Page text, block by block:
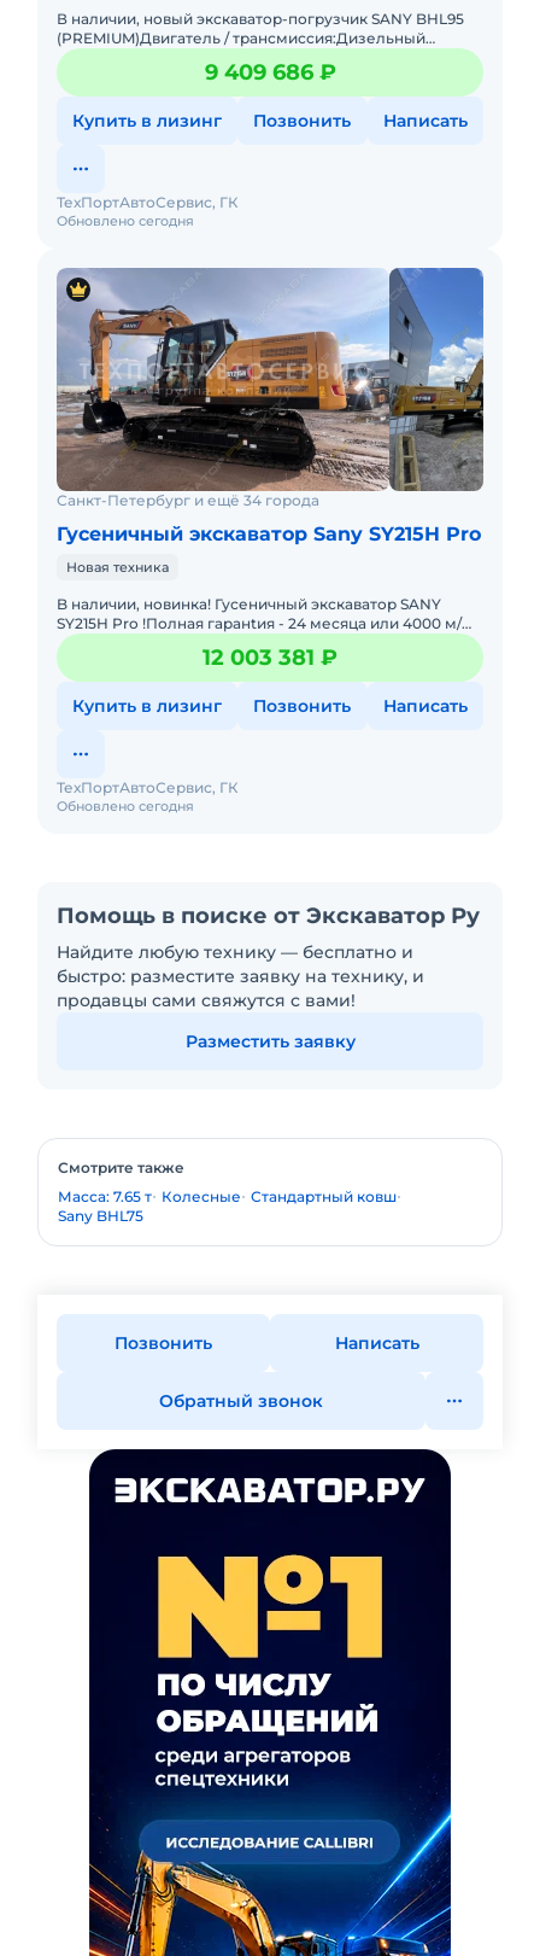
В наличии, новый экскаватор-погрузчик SANY BHL95
(PREMIUM)Двигатель / трансмиссия:Дизельный
двигатель - CUMNINS QSF3.8 T3 (Tier 4)4 цилиндра,
объем - 3,8 лМощно9 409 686 ₽
Купить в лизинг Позвонить Написать
Обновлено сегодня
ТехПортАвтоСервис, ГК
Санкт-Петербург и ещё 34 города
Гусеничный экскаватор Sany SY215H Pro
Новая техника
B наличии, новинка! Гусеничный экскаватор SANY
SY215H Pro !Полнaя гаpанtия - 24 месяца или 4000 м/
чВыездной сeрвиc и cклады запасных частейЛизинг
бeз пeрвогo вз
12 003 381 ₽
Купить в лизинг Позвонить Написать
Обновлено сегодня
ТехПортАвтоСервис, ГК
Помощь в поиске от Экскаватор Ру
Найдите любую технику — бесплатно и
быстро: разместите заявку на технику, и
продавцы сами свяжутся с вами!
Разместить заявку
Смотрите также
Масса: 7.65 т Колесные Стандартный ковш
Sany BHL75
Позвонить Написать
Обратный звонок